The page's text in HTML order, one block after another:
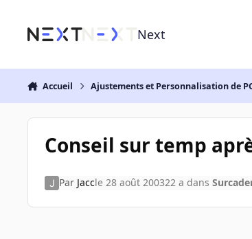
Next
Accueil Ajustements et Personnalisation de
Conseil sur temp
Par Jaccle 28 août 200322 a dans